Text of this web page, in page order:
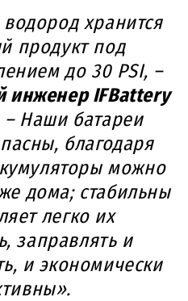
хранится
продукт под
до 30 PSI, –
инженер IFBattery
– Наши батареи
благодаря
можно
дома; стабильны
легко их
заправлять и
и экономически